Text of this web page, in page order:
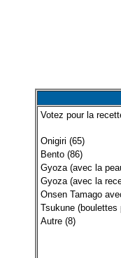
Votez pour la
Onigiri (65)
Bento (86)
Gyoza (avec la
Gyoza (avec la
Onsen Tamago
Tsukune (boulettes
Autre (8)